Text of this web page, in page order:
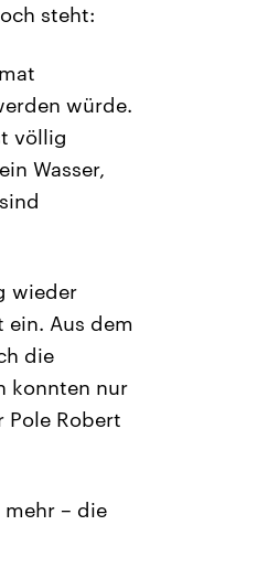
steht:
würde.
völlig
Wasser,
wieder
Aus dem
die
konnten nur
Pole Robert
– die